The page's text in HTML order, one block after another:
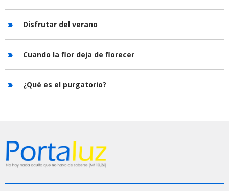
Disfrutar del verano
Cuando la flor deja de florecer
¿Qué es el purgatorio?